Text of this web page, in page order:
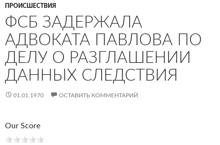
ПРОИСШЕСТВИЯ
ФСБ ЗАДЕРЖАЛА
АДВОКАТА ПАВЛОВА ПО
ДЕЛУ О РАЗГЛАШЕНИИ
ДАННЫХ СЛЕДСТВИЯ
01.01.1970 ОСТАВИТЬ КОММЕНТАРИЙ
Our Score